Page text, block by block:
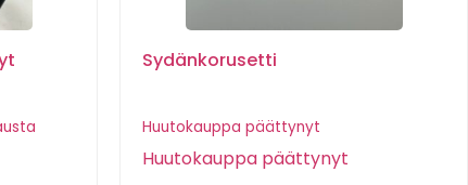
Sydänkorusetti
Huutokauppa päättynyt
Huutokauppa päättynyt